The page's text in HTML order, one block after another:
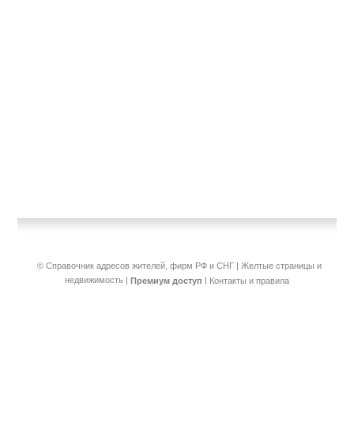
© Справочник адресов жителей, фирм РФ и СНГ | Желтые страницы и
недвижимость | Премиум доступ | Контакты и правила